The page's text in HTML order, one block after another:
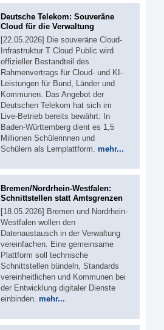
Deutsche Telekom: Souveräne
Cloud für die Verwaltung
[22.05.2026] Die souveräne Cloud-
Infrastruktur T Cloud Public wird
offizieller Bestandteil des
Rahmenvertrags für Cloud- und KI-
Leistungen für Bund, Länder und
Kommunen. Das Angebot der
Deutschen Telekom hat sich im
Live-Betrieb bereits bewährt: In
Baden-Württemberg dient es 1,5
Millionen Schülerinnen und
Schülern als Lernplattform. mehr...
Bremen/Nordrhein-Westfalen:
Schnittstellen statt Amtsgrenzen
[18.05.2026] Bremen und Nordrhein-
Westfalen wollen den
Datenaustausch in der Verwaltung
vereinfachen. Eine gemeinsame
Plattform soll technische
Schnittstellen bündeln, Standards
vereinheitlichen und Kommunen bei
der Entwicklung digitaler Dienste
einbinden. mehr...